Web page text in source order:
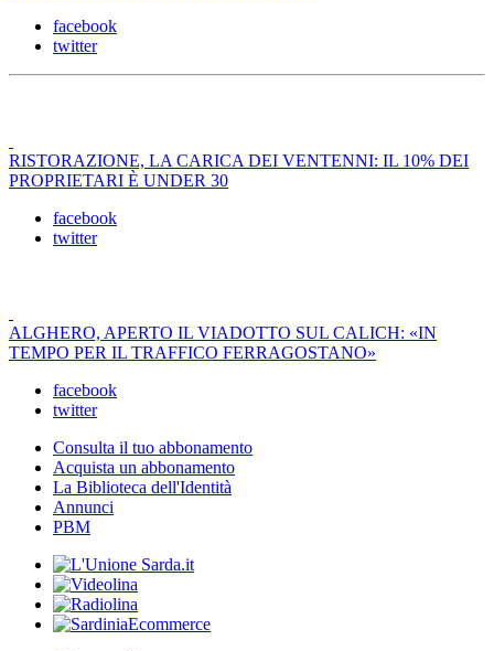
facebook
twitter
RISTORAZIONE, LA CARICA DEI VENTENNI: IL 10% DEI
PROPRIETARI È UNDER 30
facebook
twitter
ALGHERO, APERTO IL VIADOTTO SUL CALICH: «IN
TEMPO PER IL TRAFFICO FERRAGOSTANO»
facebook
twitter
Consulta il tuo abbonamento
Acquista un abbonamento
La Biblioteca dell'Identità
Annunci
PBM